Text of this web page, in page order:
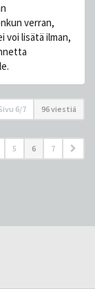
verran,
voi lisätä ilman,
6/7 96 viestiä
5 6 7